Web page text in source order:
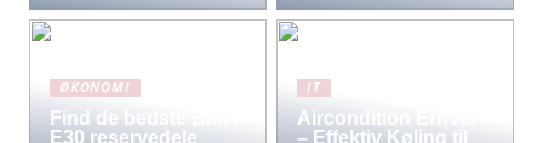
ØKONOMI
Find de bedste BMW
E30 reservedele
IT
Aircondition Erhverv
– Effektiv Køling til